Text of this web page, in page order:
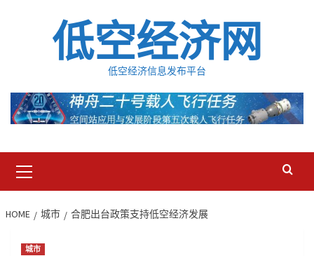
低空经济网
低空经济信息发布平台
Menu
HOME 城市 合肥出台政策支持低空经济发展
城市